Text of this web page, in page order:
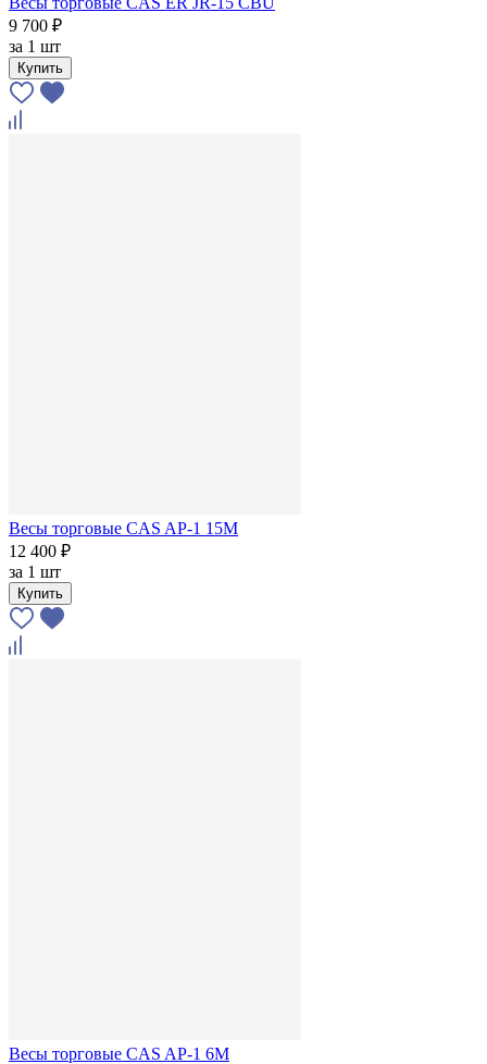
9 700 ₽
за 1 шт
Купить
Весы торговые CAS AP-1 15М
12 400 ₽
за 1 шт
Купить
Весы торговые CAS AP-1 6М